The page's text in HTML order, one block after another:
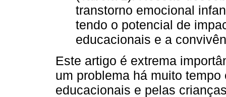
transtorno emocional
tendo o potencial de
educacionais e a
Este artigo é extrema
um problema há muito
educacionais e pelas